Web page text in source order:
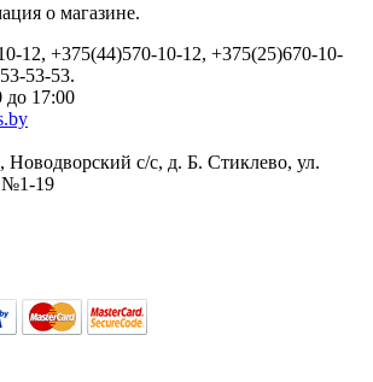
о магазине.
12, +375(44)570-10-12, +375(25)670-10-
53-53.
до 17:00
с/с, д. Б. Стиклево, ул.
№1-19